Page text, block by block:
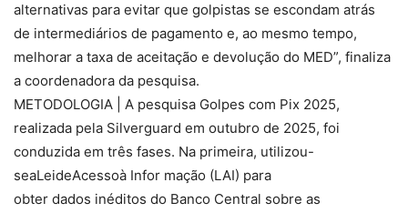
alternativas para evitar que golpistas se escondam atrás
de intermediários de pagamento e, ao mesmo tempo,
melhorar a taxa de aceitação e devolução do MED”, finaliza
a coordenadora da pesquisa.
METODOLOGIA | A pesquisa Golpes com Pix 2025,
realizada pela Silverguard em outubro de 2025, foi
conduzida em três fases. Na primeira, utilizou-
seaLeideAcessoà Infor mação (LAI) para
obter dados inéditos do Banco Central sobre as